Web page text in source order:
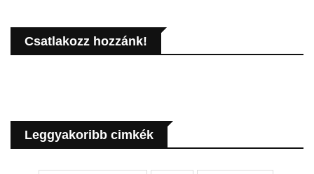
Csatlakozz hozzánk!
Leggyakoribb cimkék